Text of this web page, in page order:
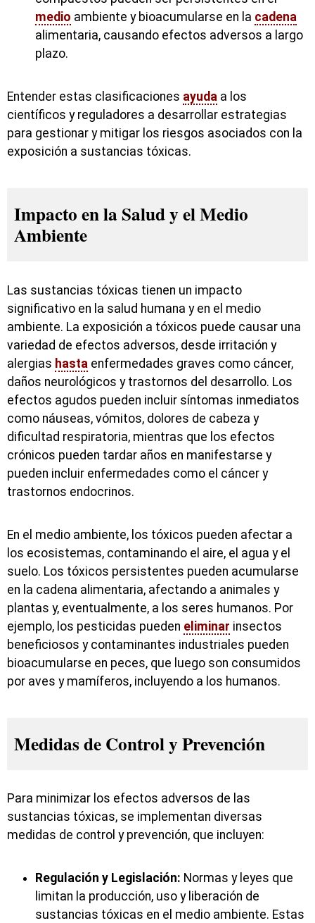
medio ambiente y bioacumularse en la cadena
alimentaria, causando efectos adversos a largo
plazo.
Entender estas clasificaciones ayuda a los
científicos y reguladores a desarrollar estrategias
para gestionar y mitigar los riesgos asociados con la
exposición a sustancias tóxicas.
Impacto en la Salud y el Medio
Ambiente
Las sustancias tóxicas tienen un impacto
significativo en la salud humana y en el medio
ambiente. La exposición a tóxicos puede causar una
variedad de efectos adversos, desde irritación y
alergias hasta enfermedades graves como cáncer,
daños neurológicos y trastornos del desarrollo. Los
efectos agudos pueden incluir síntomas inmediatos
como náuseas, vómitos, dolores de cabeza y
dificultad respiratoria, mientras que los efectos
crónicos pueden tardar años en manifestarse y
pueden incluir enfermedades como el cáncer y
trastornos endocrinos.
En el medio ambiente, los tóxicos pueden afectar a
los ecosistemas, contaminando el aire, el agua y el
suelo. Los tóxicos persistentes pueden acumularse
en la cadena alimentaria, afectando a animales y
plantas y, eventualmente, a los seres humanos. Por
ejemplo, los pesticidas pueden eliminar insectos
beneficiosos y contaminantes industriales pueden
bioacumularse en peces, que luego son consumidos
por aves y mamíferos, incluyendo a los humanos.
Medidas de Control y Prevención
Para minimizar los efectos adversos de las
sustancias tóxicas, se implementan diversas
medidas de control y prevención, que incluyen:
Regulación y Legislación: Normas y leyes que
limitan la producción, uso y liberación de
sustancias tóxicas en el medio ambiente. Estas